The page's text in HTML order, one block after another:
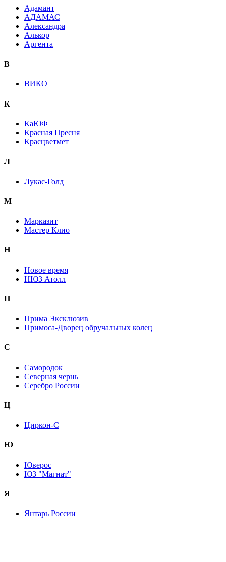
Адамант
АДАМАС
Александра
Алькор
Аргента
В
ВИКО
К
КаЮФ
Красная Пресня
Красцветмет
Л
Лукас-Голд
М
Марказит
Мастер Клио
Н
Новое время
НЮЗ Атолл
П
Прима Эксклюзив
Примоса-Дворец обручальных колец
С
Самородок
Северная чернь
Серебро России
Ц
Циркон-С
Ю
Юверос
ЮЗ "Магнат"
Я
Янтарь России